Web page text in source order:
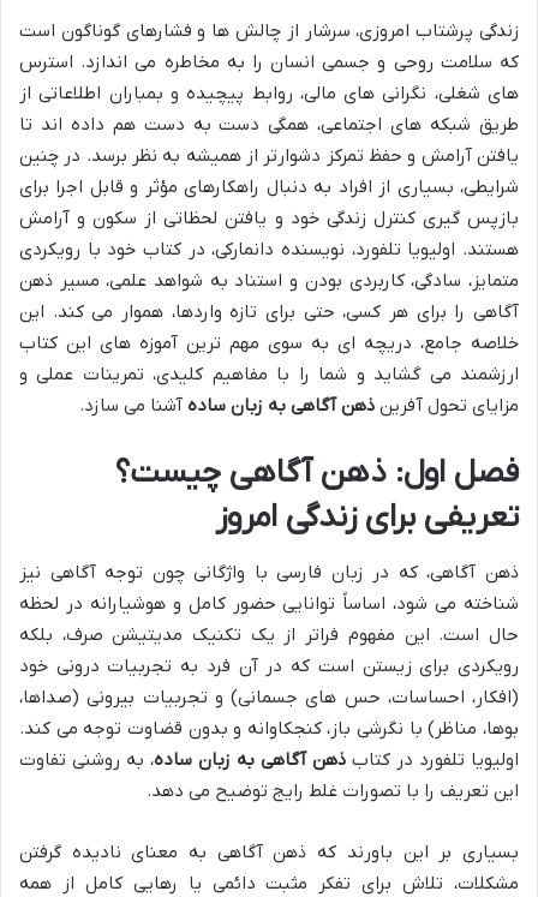
زندگی پرشتاب امروزی، سرشار از چالش ها و فشارهای گوناگون است
که سلامت روحی و جسمی انسان را به مخاطره می اندازد. استرس
های شغلی، نگرانی های مالی، روابط پیچیده و بمباران اطلاعاتی از
طریق شبکه های اجتماعی، همگی دست به دست هم داده اند تا
یافتن آرامش و حفظ تمرکز دشوارتر از همیشه به نظر برسد. در چنین
شرایطی، بسیاری از افراد به دنبال راهکارهای مؤثر و قابل اجرا برای
بازپس گیری کنترل زندگی خود و یافتن لحظاتی از سکون و آرامش
هستند. اولیویا تلفورد، نویسنده دانمارکی، در کتاب خود با رویکردی
متمایز، سادگی، کاربردی بودن و استناد به شواهد علمی، مسیر ذهن
آگاهی را برای هر کسی، حتی برای تازه واردها، هموار می کند. این
خلاصه جامع، دریچه ای به سوی مهم ترین آموزه های این کتاب
ارزشمند می گشاید و شما را با مفاهیم کلیدی، تمرینات عملی و
مزایای تحول آفرین ذهن آگاهی به زبان ساده آشنا می سازد.
فصل اول: ذهن آگاهی چیست؟
تعریفی برای زندگی امروز
ذهن آگاهی، که در زبان فارسی با واژگانی چون توجه آگاهی نیز
شناخته می شود، اساساً توانایی حضور کامل و هوشیارانه در لحظه
حال است. این مفهوم فراتر از یک تکنیک مدیتیشن صرف، بلکه
رویکردی برای زیستن است که در آن فرد به تجربیات درونی خود
(افکار، احساسات، حس های جسمانی) و تجربیات بیرونی (صداها،
بوها، مناظر) با نگرشی باز، کنجکاوانه و بدون قضاوت توجه می کند.
اولیویا تلفورد در کتاب ذهن آگاهی به زبان ساده، به روشنی تفاوت
این تعریف را با تصورات غلط رایج توضیح می دهد.
بسیاری بر این باورند که ذهن آگاهی به معنای نادیده گرفتن
مشکلات، تلاش برای تفکر مثبت دائمی یا رهایی کامل از همه